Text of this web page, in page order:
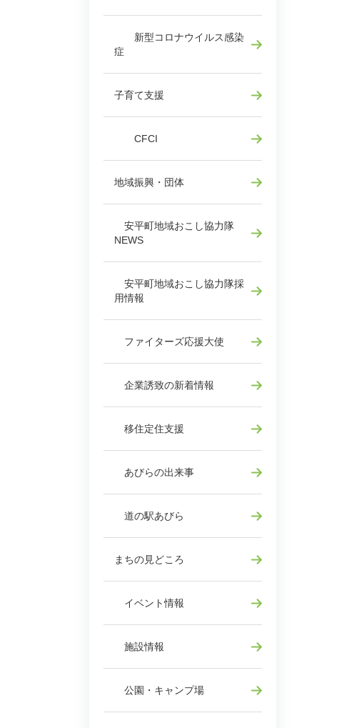
新型コロナウイルス感染
症
子育て支援
CFCI
地域振興・団体
安平町地域おこし協力隊
NEWS
安平町地域おこし協力隊採
用情報
ファイターズ応援大使
企業誘致の新着情報
移住定住支援
あびらの出来事
道の駅あびら
まちの見どころ
イベント情報
施設情報
公園・キャンプ場